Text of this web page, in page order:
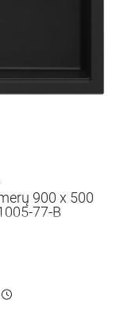
900 x 500
77-B